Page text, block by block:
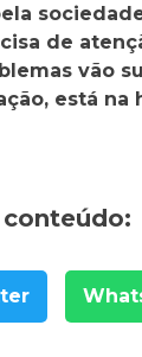
de
vão
está na